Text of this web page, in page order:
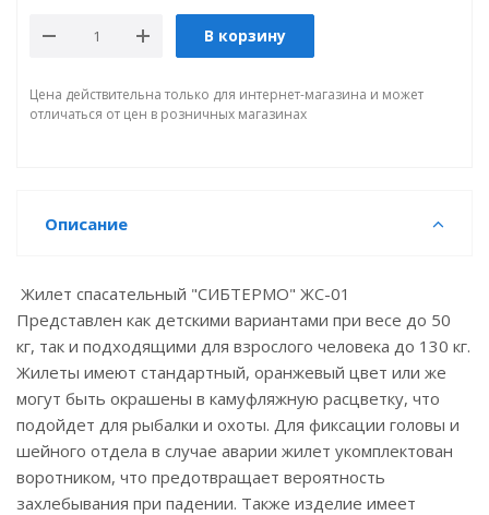
В корзину
Цена действительна только для интернет-магазина и может
отличаться от цен в розничных магазинах
Описание
Жилет спасательный "СИБТЕРМО" ЖС-01
Представлен как детскими вариантами при весе до 50
кг, так и подходящими для взрослого человека до 130 кг.
Жилеты имеют стандартный, оранжевый цвет или же
могут быть окрашены в камуфляжную расцветку, что
подойдет для рыбалки и охоты. Для фиксации головы и
шейного отдела в случае аварии жилет укомплектован
воротником, что предотвращает вероятность
захлебывания при падении. Также изделие имеет